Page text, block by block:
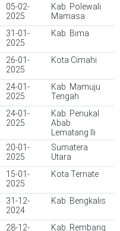
05-02-
2025
Kab. Polewali
Mamasa
31-01-
2025
Kab. Bima
26-01-
2025
Kota Cimahi
24-01-
2025
Kab. Mamuju
Tengah
24-01-
2025
Kab. Penukal
Abab
Lematang Ili
20-01-
2025
Sumatera
Utara
15-01-
2025
Kota Ternate
31-12-
2024
Kab. Bengkalis
28-12-
Kab. Rembang